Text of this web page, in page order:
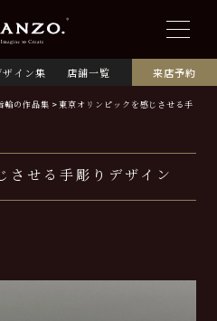
イン集 店舗一覧 来店予約
輪の作品集
東京オリンピックを感じさせる手
させる手彫りデザイン